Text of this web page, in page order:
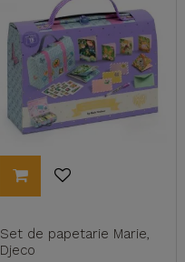
Set de papetarie Marie,
Djeco